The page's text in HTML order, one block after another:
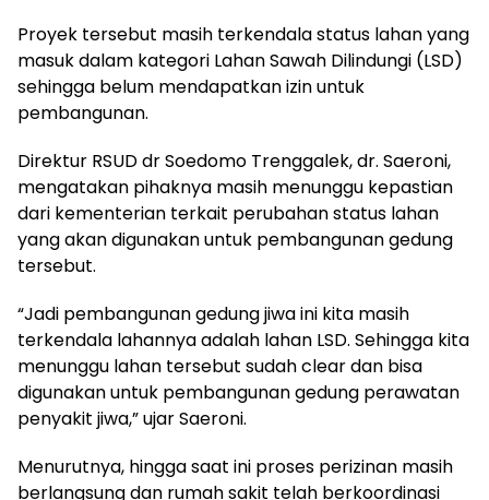
Proyek tersebut masih terkendala status lahan yang
masuk dalam kategori Lahan Sawah Dilindungi (LSD)
sehingga belum mendapatkan izin untuk
pembangunan.
Direktur RSUD dr Soedomo Trenggalek, dr. Saeroni,
mengatakan pihaknya masih menunggu kepastian
dari kementerian terkait perubahan status lahan
yang akan digunakan untuk pembangunan gedung
tersebut.
“Jadi pembangunan gedung jiwa ini kita masih
terkendala lahannya adalah lahan LSD. Sehingga kita
menunggu lahan tersebut sudah clear dan bisa
digunakan untuk pembangunan gedung perawatan
penyakit jiwa,” ujar Saeroni.
Menurutnya, hingga saat ini proses perizinan masih
berlangsung dan rumah sakit telah berkoordinasi